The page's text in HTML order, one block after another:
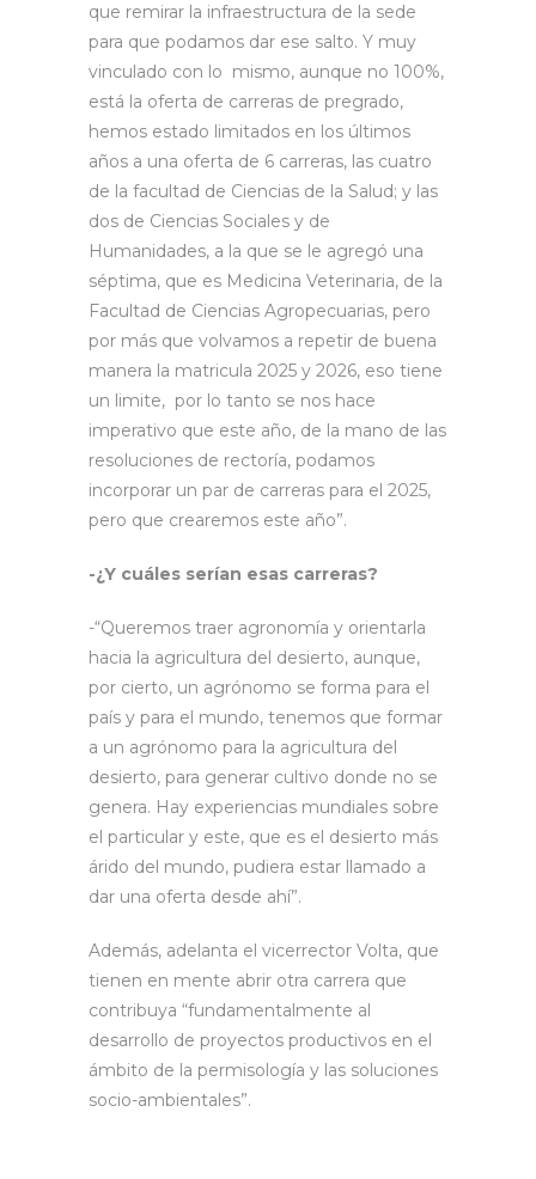
que remirar la infraestructura de la sede
para que podamos dar ese salto. Y muy
vinculado con lo mismo, aunque no 100%,
está la oferta de carreras de pregrado,
hemos estado limitados en los últimos
años a una oferta de 6 carreras, las cuatro
de la facultad de Ciencias de la Salud; y las
dos de Ciencias Sociales y de
Humanidades, a la que se le agregó una
séptima, que es Medicina Veterinaria, de la
Facultad de Ciencias Agropecuarias, pero
por más que volvamos a repetir de buena
manera la matricula 2025 y 2026, eso tiene
un limite, por lo tanto se nos hace
imperativo que este año, de la mano de las
resoluciones de rectoría, podamos
incorporar un par de carreras para el 2025,
pero que crearemos este año”.
-¿Y cuáles serían esas carreras?
-“Queremos traer agronomía y orientarla
hacia la agricultura del desierto, aunque,
por cierto, un agrónomo se forma para el
país y para el mundo, tenemos que formar
a un agrónomo para la agricultura del
desierto, para generar cultivo donde no se
genera. Hay experiencias mundiales sobre
el particular y este, que es el desierto más
árido del mundo, pudiera estar llamado a
dar una oferta desde ahí”.
Además, adelanta el vicerrector Volta, que
tienen en mente abrir otra carrera que
contribuya “fundamentalmente al
desarrollo de proyectos productivos en el
ámbito de la permisología y las soluciones
socio-ambientales”.